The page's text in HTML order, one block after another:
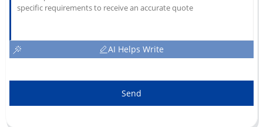
AI Helps Write
Send